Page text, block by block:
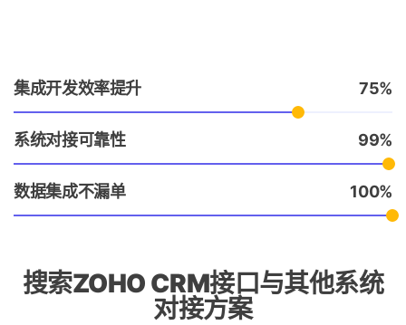
集成开发效率提升 75
系统对接可靠性 99
数据集成不漏单 100
搜索ZOHO CRM接口与其他系统
对接方案